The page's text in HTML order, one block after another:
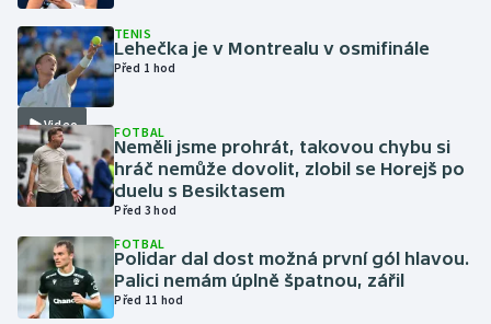
Krasobruslení
Lezení
Lyže a snowboard
Moderní pětiboj
Motorsport
Olympijské hry
Video
TENIS
Lehečka je v Montrealu v osmifinále
Před 1 hod
FOTBAL
Neměli jsme prohrát, takovou chybu si
hráč nemůže dovolit, zlobil se Horejš po
duelu s Besiktasem
Před 3 hod
FOTBAL
Polidar dal dost možná první gól hlavou.
Palici nemám úplně špatnou, zářil
Před 11 hod